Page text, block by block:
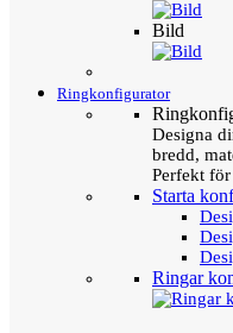
Bild
Ringkonfigurator
Designa
bredd,
Perfekt
Starta
Ringar